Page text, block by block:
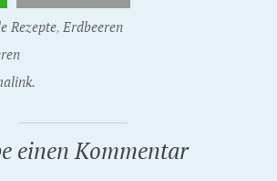
Rezepte,Erdbeeren
einen Kommentar